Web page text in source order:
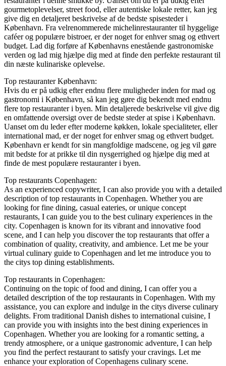
gourmetoplevelser, street food, eller autentiske lokale retter, kan jeg
give dig en detaljeret beskrivelse af de bedste spisesteder i
København. Fra velrenommerede michelinrestauranter til hyggelige
caféer og populære bistroer, er der noget for enhver smag og ethvert
budget. Lad dig forføre af Københavns enestående gastronomiske
verden og lad mig hjælpe dig med at finde den perfekte restaurant til
din næste kulinariske oplevelse.
Top restauranter København:
Hvis du er på udkig efter endnu flere muligheder inden for mad og
gastronomi i København, så kan jeg gøre dig bekendt med endnu
flere top restauranter i byen. Min detaljerede beskrivelse vil give dig
en omfattende oversigt over de bedste steder at spise i København.
Uanset om du leder efter moderne køkken, lokale specialiteter, eller
international mad, er der noget for enhver smag og ethvert budget.
København er kendt for sin mangfoldige madscene, og jeg vil gøre
mit bedste for at prikke til din nysgerrighed og hjælpe dig med at
finde de mest populære restauranter i byen.
Top restaurants Copenhagen:
As an experienced copywriter, I can also provide you with a detailed
description of top restaurants in Copenhagen. Whether you are
looking for fine dining, casual eateries, or unique concept
restaurants, I can guide you to the best culinary experiences in the
city. Copenhagen is known for its vibrant and innovative food
scene, and I can help you discover the top restaurants that offer a
combination of quality, creativity, and ambience. Let me be your
virtual culinary guide to Copenhagen and let me introduce you to
the citys top dining establishments.
Top restaurants in Copenhagen:
Continuing on the topic of food and dining, I can offer you a
detailed description of the top restaurants in Copenhagen. With my
assistance, you can explore and indulge in the citys diverse culinary
delights. From traditional Danish dishes to international cuisine, I
can provide you with insights into the best dining experiences in
Copenhagen. Whether you are looking for a romantic setting, a
trendy atmosphere, or a unique gastronomic adventure, I can help
you find the perfect restaurant to satisfy your cravings. Let me
enhance your exploration of Copenhagens culinary scene.